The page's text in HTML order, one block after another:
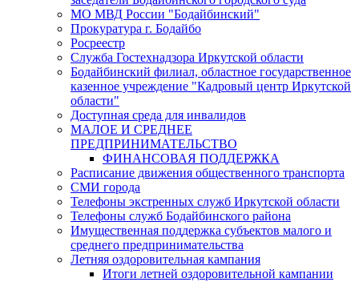
МО МВД России "Бодайбинский"
Прокуратура г. Бодайбо
Росреестр
Служба Гостехнадзора Иркутской области
Бодайбинский филиал, областное государственное
казенное учреждение "Кадровый центр Иркутской
области"
Доступная среда для инвалидов
МАЛОЕ И СРЕДНЕЕ
ПРЕДПРИНИМАТЕЛЬСТВО
ФИНАНСОВАЯ ПОДДЕРЖКА
Расписание движения общественного транспорта
СМИ города
Телефоны экстренных служб Иркутской области
Телефоны служб Бодайбинского района
Имущественная поддержка субъектов малого и
среднего предпринимательства
Летняя оздоровительная кампания
Итоги летней оздоровительной кампании